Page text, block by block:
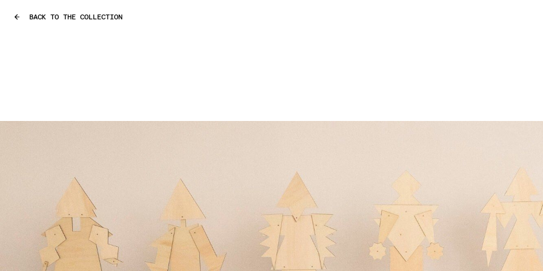
BACK TO THE COLLECTION